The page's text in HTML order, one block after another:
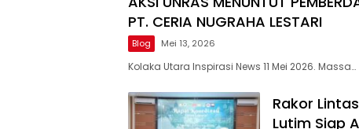
PT. CERIA NUGRAHA LESTARI
Blog Mei 13, 2026
Kolaka Utara Inspirasi News 11 Mei 2026. Massa…
Rakor
Lutim Siap